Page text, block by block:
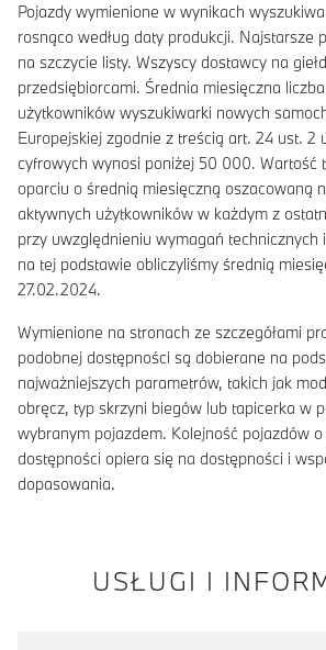
Pojazdy wymienione w wynikach
rosnąco według daty produkcji. Najstarsze
na szczycie listy. Wszyscy dostawcy na
przedsiębiorcami. Średnia miesięczna
użytkowników wyszukiwarki nowych
Europejskiej zgodnie z treścią art. 24 ust. 2
cyfrowych wynosi poniżej 50 000. Wartość
oparciu o średnią miesięczną oszacowaną
aktywnych użytkowników w każdym z
przy uwzględnieniu wymagań technicznych
na tej podstawie obliczyliśmy średnią
27.02.2024.
Wymienione na stronach ze szczegółami
podobnej dostępności są dobierane na
najważniejszych parametrów, takich jak
obręcz, typ skrzyni biegów lub tapicerka w
wybranym pojazdem. Kolejność pojazdów
dostępności opiera się na dostępności i
dopasowania.
USŁUGI I